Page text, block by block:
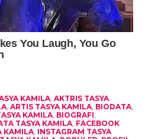
KAMILA, AKTRIS TASYA
, ARTIS TASYA KAMILA, BIODATA,
KAMILA, BIOGRAFI,
TASYA KAMILA, FACEBOOK
KAMILA, INSTAGRAM TASYA